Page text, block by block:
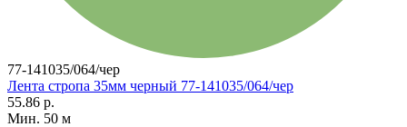
77-141035/064/чер
Лента стропа 35мм черный 77-141035/064/чер
55.86 р.
Мин. 50 м